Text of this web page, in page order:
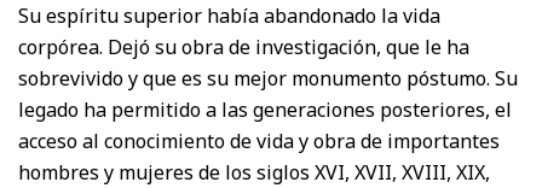
Su espíritu superior había abandonado la vida
corpórea. Dejó su obra de investigación, que le ha
sobrevivido y que es su mejor monumento póstumo. Su
legado ha permitido a las generaciones posteriores, el
acceso al conocimiento de vida y obra de importantes
hombres y mujeres de los siglos XVI, XVII, XVIII, XIX,